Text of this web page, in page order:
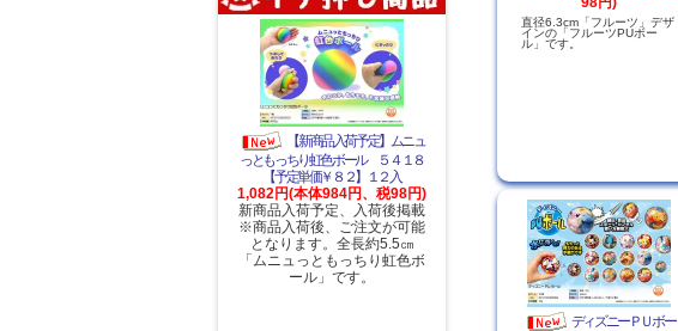
【新商品入荷予定】ムニュ
っともっちり虹色ボール ５４１８
【予定単価￥８２】１２入
1,082円(本体984円、税98円)
新商品入荷予定、入荷後掲載
※商品入荷後、ご注文が可能
となります。全長約5.5㎝
「ムニュっともっちり虹色ボ
ール」です。
直径6.3cm「フルーツ」デザ
インの「フルーツPUボー
ル」です。
ディズニーＰＵボー